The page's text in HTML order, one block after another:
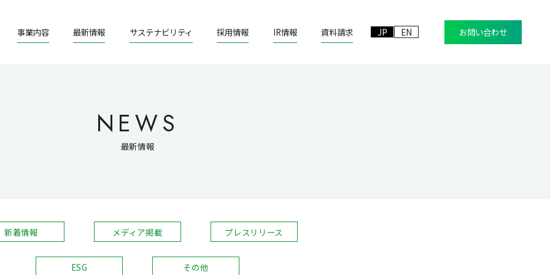
事業内容 最新情報 サステナビリティ 採用情報 IR情報 資料請求 JP EN お問い合わせ
NEWS
最新情報
新着情報 メディア掲載 プレスリリース
ESG その他